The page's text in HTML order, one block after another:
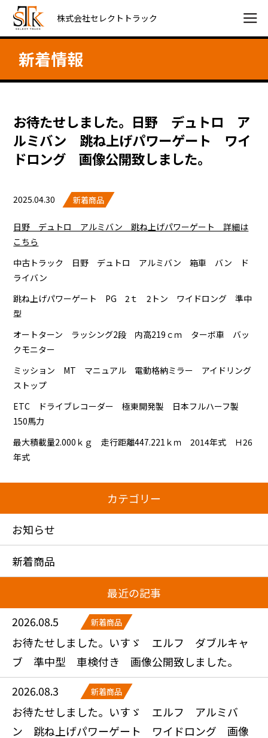
株式会社セレクトトラック
新着情報
お待たせしました。日野 デュトロ ア
ルミバン 跳ね上げパワーゲート ワイ
ドロング 画像公開致しました。
2025.04.30 新着商品
日野 デュトロ アルミバン 跳ね上げパワーゲート 詳細は
こちら
中古トラック 日野 デュトロ アルミバン 箱車 バン ド
ライバン
跳ね上げパワーゲート PG 2ｔ 2トン ワイドロング 準中
型
オートターン ラッシング2段 内高219ｃｍ ターボ車 バッ
クモニター
ミッション MT マニュアル 電動格納ミラー アイドリング
ストップ
ETC ドライブレコーダー 極東開発製 日本フルハーフ製
150馬力
最大積載量2.000ｋｇ 走行距離447.221ｋｍ 2014年式 Ｈ26
年式
カテゴリー
お知らせ
新着商品
最近の記事
2026.08.5
新着商品
お待たせしました。いすゞ エルフ ダブルキャ
ブ 準中型 車検付き 画像公開致しました。
2026.08.3
新着商品
お待たせしました。いすゞ エルフ アルミバ
ン 跳ね上げパワーゲート ワイドロング 画像